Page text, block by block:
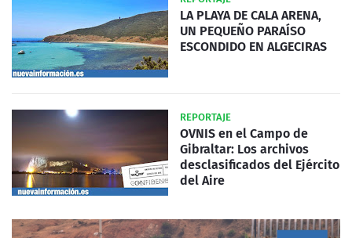
LA PLAYA DE CALA ARENA,
UN PEQUEÑO PARAÍSO
ESCONDIDO EN ALGECIRAS
REPORTAJE
OVNIS en el Campo de
Gibraltar: Los archivos
desclasificados del Ejército
del Aire